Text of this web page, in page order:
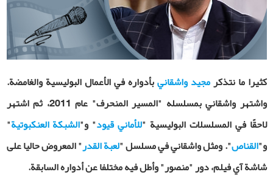
كثيرا ما نتذكرمجيد واشقانيبأدواره في الأعمال البوليسية والغامضة.
واشتهر واشقاني بمسلسله "المسير المنحرف" عام 2011، ثم اشتهر
لاحقًا في المسلسلات البوليسية "للأماني قيود" و"الشبكة العنكبوتية"
و"القناص". ومثل واشقاني في مسلسل "لعبة القدر" المعروض حاليا على
شاشة آي فيلم، دور "منصور" وأطل فيه مختلفا عن أدواره السابقة.